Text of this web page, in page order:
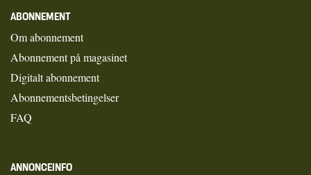
ABONNEMENT
Om abonnement
Abonnement på magasinet
Digitalt abonnement
Abonnementsbetingelser
FAQ
ANNONCEINFO